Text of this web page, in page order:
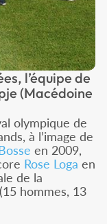
l’équipe de
(Macédoine
olympique de
à l’image de
en 2009,
Rose Loga en
de la
hommes, 13